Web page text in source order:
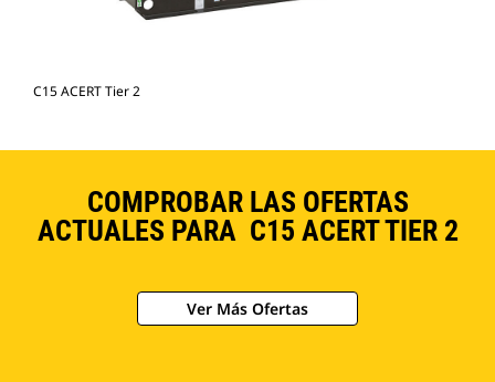
C15 ACERT Tier 2
COMPROBAR LAS OFERTAS
ACTUALES PARA C15 ACERT TIER 2
Ver Más Ofertas